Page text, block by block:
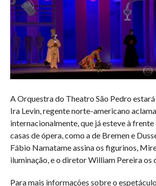
A Orquestra do Theatro São Pedro
Ira Levin, regente norte-americano
internacionalmente, que já esteve à
casas de ópera, como a de Bremen e
Fábio Namatame assina os figurinos,
iluminação, e o diretor William Pereira os
Para mais informações sobre o